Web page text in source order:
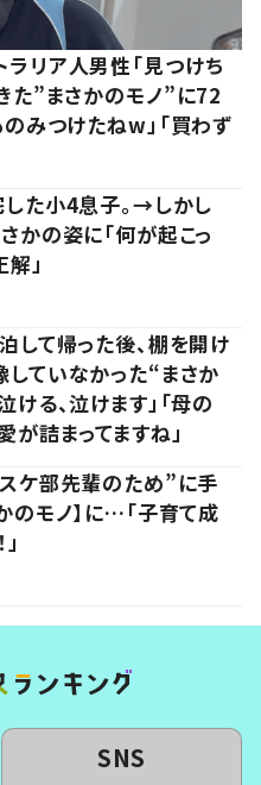
リア人男性「見つけち
た”まさかのモノ”に72
みつけたねw」「買わず
た小4息子。→しかし
かの姿に「何が起こっ
」
して帰った後、棚を開け
ていなかった“まさか
る、泣けます」「母の
が詰まってますね」
ケ部先輩のため”に手
のモノ】に…「子育て成
SNS